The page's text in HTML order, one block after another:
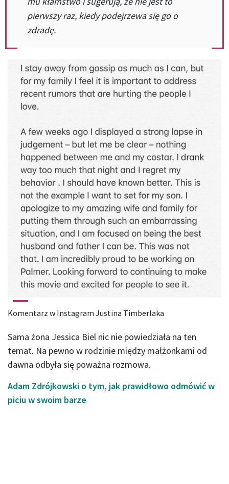
pierwszy raz, kiedy podejrzewa się go o
zdradę.
Komentarz w Instagram Justina Timberlaka
Sama żona Jessica Biel nic nie powiedziała na ten
temat. Na pewno w rodzinie między małżonkami od
dawna odbyła się poważna rozmowa.
Adam Zdrójkowski o tym, jak prawidłowo odmówić w
piciu w swoim barze